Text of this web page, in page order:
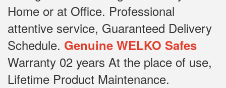
Home or at Office. Professional
attentive service, Guaranteed Delivery
Schedule. Genuine WELKO Safes
Warranty 02 years At the place of use,
Lifetime Product Maintenance.